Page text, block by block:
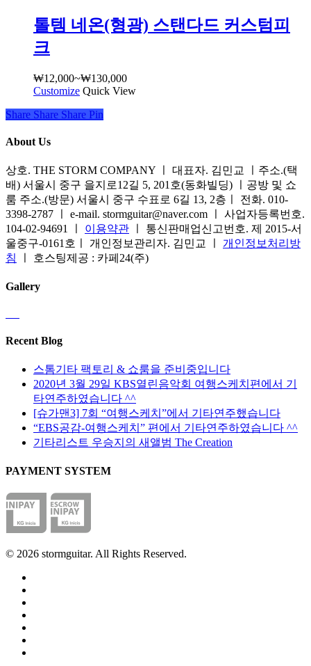
이
지
옵
션
을
선
수
있
습
니
다
있
상
페
서
옵
션
을
선
택
할
₩12,000~₩130,000
품
옵
이
상
품
니
다.
상
품
페
이
지
할
수
있
습
니
다
톨템 네온(형광) 스탠다드 커스텀피
크
₩12,000~₩130,000가
격
Customize 여
상
션
이
이
상
품
에
있
습
지
에
서
옵
션
을
택
수
습
다
Quick View
Share
Share Share Share Pin
About Us
상호. THE STORM COMPANY ㅣ 대표자. 김민교 ㅣ주소.(택
배) 서울시 중구 을지로12길 5, 201호(동화빌딩) ㅣ공방 및 쇼
룸 주소.(방문) 서울시 중구 수표로 6길 13, 2층ㅣ 전화. 010-
3398-2787 ㅣ e-mail. stormguitar@naver.com ㅣ 사업자등록번호.
104-02-94691 ㅣ 이용약관 ㅣ 통신판매업신고번호. 제 2015-서
울중구-0161호ㅣ 개인정보관리자. 김민교 ㅣ 개인정보처리방
침
ㅣ 호스팅제공 : 카페24(주)
Gallery
Recent Blog
스톰기타 팩토리 & 쇼룸을 준비중입니다
2020년 3월 29일 KBS열린음악회 여행스케치편에서 기
타연주하였습니다 ^^
[슈가맨3] 7회 “여행스케치”에서 기타연주했습니다
“EBS공감-여행스케치” 편에서 기타연주하였습니다 ^^
기타리스트 우승지의 새앨범 The Creation
PAYMENT SYSTEM
© 2026 stormguitar. All Rights Reserved.